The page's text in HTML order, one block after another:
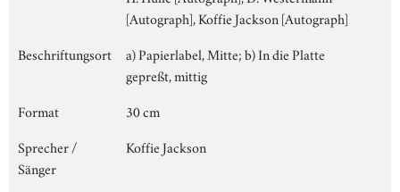
[Autograph], Koffie Jackson [Autograph]
Beschriftungsort
a) Papierlabel, Mitte; b) In die Platte
gepreßt, mittig
Format
30 cm
Sprecher /
Sänger
Koffie Jackson